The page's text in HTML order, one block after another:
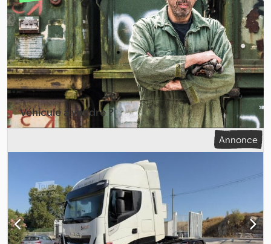
Puissance: 353kW
Véhicule à vendre ?
Annonce